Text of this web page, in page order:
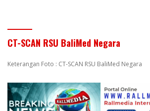
CT-SCAN RSU BaliMed Negara
Keterangan Foto : CT-SCAN RSU BaliMed Negara